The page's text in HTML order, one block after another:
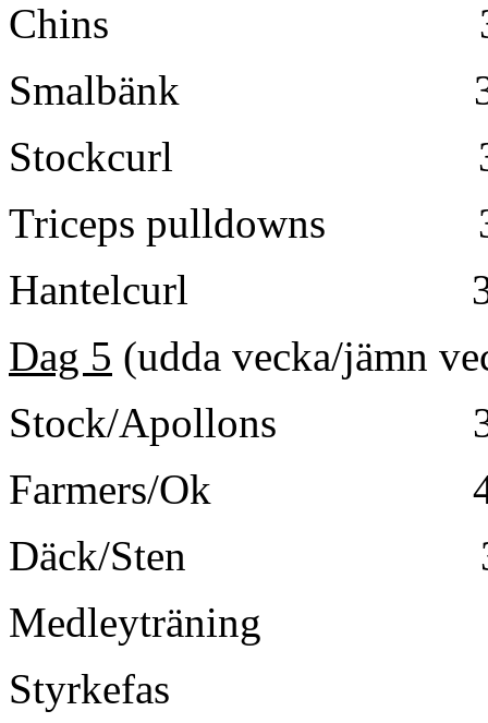
Chins 3 set
Smalbänk
Stockcurl
Triceps pulldowns
Hantelcurl
Dag 5 (udda vecka/jämn
Stock/Apollons
Farmers/Ok 4 set
Däck/Sten
Medleyträning
Styrkefas